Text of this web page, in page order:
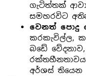
ගැටිත්තක්
සමහරවිට
වෙනත් පොදු
කරකැවිල්ල,
බඩේ
අර්ශස් තියෙන